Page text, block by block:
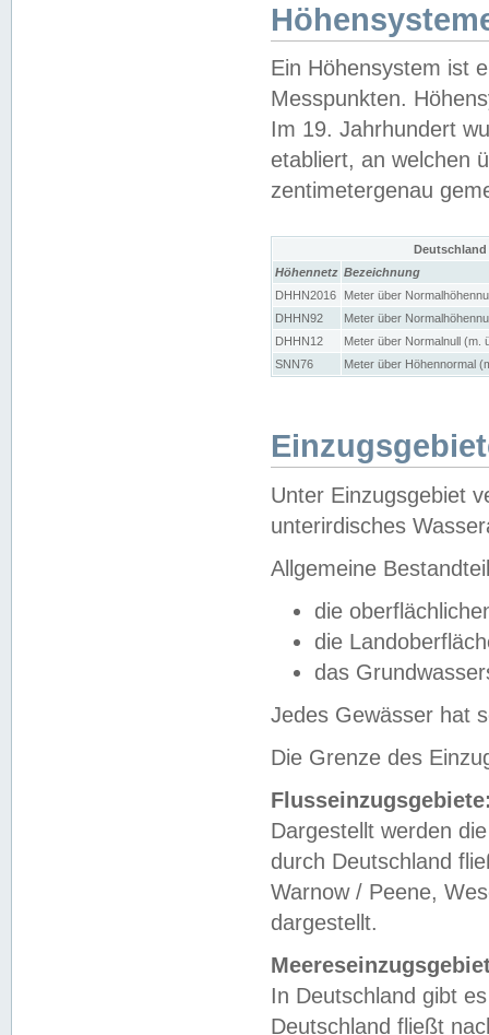
Ein Höhensystem ist
Messpunkten.
Im 19. Jahrhundert
etabliert, an welchen
zentimetergenau
Höhennetz Bezeichnung
DHHN2016
Meter über
DHHN92
Meter über
DHHN12
Meter über Normalnull (m.
SNN76
Meter über Höhennormal
Unter Einzugsgebiet
unterirdisches
Allgemeine
die
die
das
Jedes Gewässer hat
Die Grenze des
Dargestellt werden
durch Deutschland
Warnow / Peene,
dargestellt.
In Deutschland gibt
Deutschland fließt